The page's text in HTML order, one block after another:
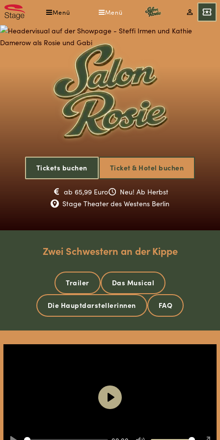
Direkt
zum
Inhalt
Menü Menü
Mein
Konto
Tickets
Salen
Rosi
Tickets buchen Ticket & Hotel buchen
ab 65,99 Euro
Neu! Ab Herbst
Stage Theater des Westens Berlin
Zwei Schwestern an der Kippe
Trailer Das Musical
Die Hauptdarstellerinnen FAQ
Play